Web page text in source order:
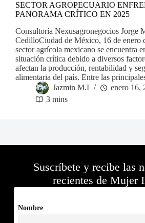
SECTOR AGROPECUARIO
PANORAMA CRÍTICO EN 2025
Consultoría Nexusagronegocios Jorge
CedilloCiudad de México, 16 de enero
sector agrícola mexicano se encuentra
situación crítica debido a diversos
afectan la producción, rentabilidad y
alimentaria del país. Entre las
Jazmin M.I
enero 16,
3 mins
Suscríbete y recibe las
recientes de Mujer
Nombre